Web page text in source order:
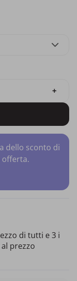
+
dello sconto di
offerta.
di tutti e 3 i
prezzo